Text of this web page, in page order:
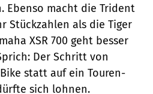
Ebenso macht die Trident
Stückzahlen als die Tiger
XSR 700 geht besser
Der Schritt von
statt auf ein Touren-
sich lohnen.